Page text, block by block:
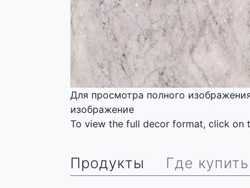
Для просмотра полного
изображение
To view the full decor format, click on
Продукты Где купить